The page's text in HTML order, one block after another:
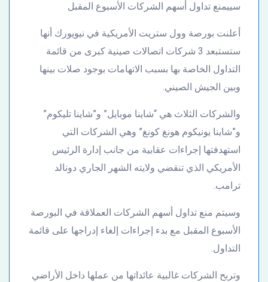
سييمنع تداول أسهم الشركات الأسبوع المقبل
أعلنت بورصة وول ستريت الأمريكية في نيويورك أنها
ستستبعد 3 شركات اتصالات صينية كبرى من قائمة
التداول الخاصة بها بسبب الاتهامات بوجود صلات بينها
وبين الجيش الصيني.
والشركات الثلاث هي “شاينا موبايل” و”شاينا تليكوم”
و”شاينا يونيكوم هونغ كونغ” وهي الشركات التي
استهدفتها إجراءات عقابية من جانب إدارة الرئيس
الأمريكي الذي تنقضي ولايته الشهر الجاري دونالد
ترامب.
وسيتم منع تداول أسهم الشركات العملاقة في البورصة
الأسبوع المقبل مع بدء إجراءات إلغاء إدراجها على قائمة
التداول.
وتربح الشركات غالبية عائداتها من عملها داخل الأراضي